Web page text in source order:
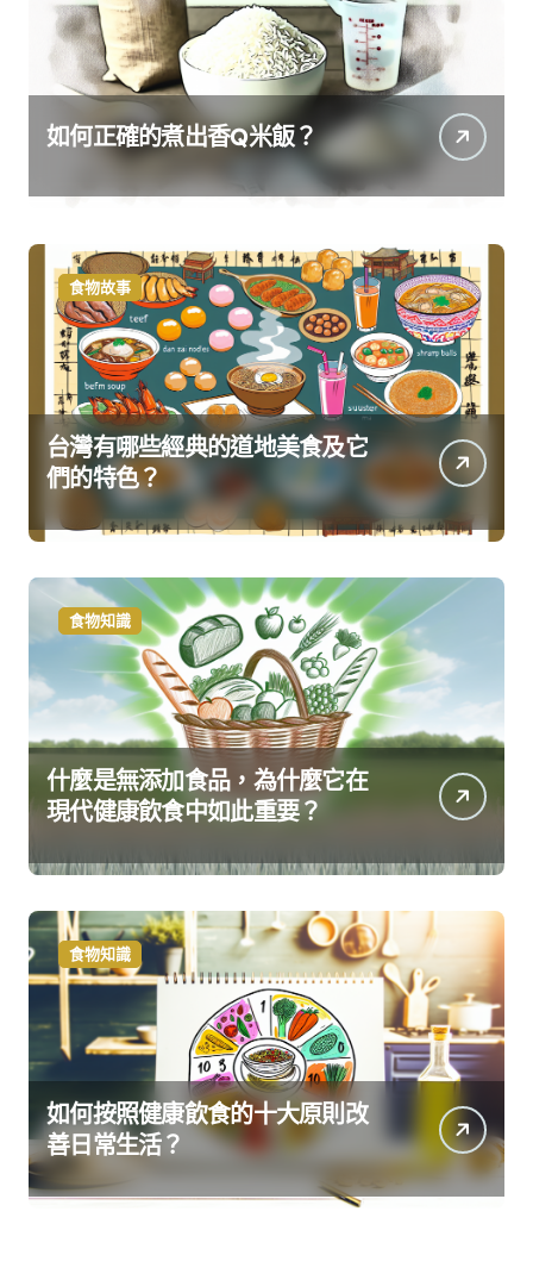
如何正確的煮出香Q米飯？
食物故事
台灣有哪些經典的道地美食及它
們的特色？
食物知識
什麼是無添加食品，為什麼它在
現代健康飲食中如此重要？
食物知識
如何按照健康飲食的十大原則改
善日常生活？